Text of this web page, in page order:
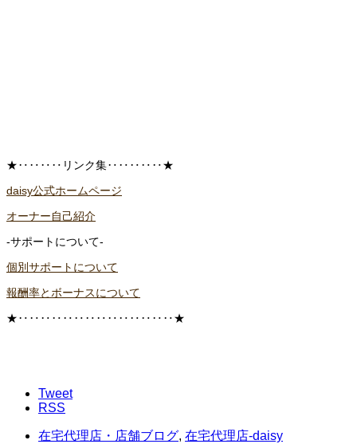
★‥‥‥‥リンク集‥‥‥‥‥★
daisy公式ホームページ
オーナー自己紹介
-サポートについて-
個別サポートについて
報酬率とボーナスについて
★‥‥‥‥‥‥‥‥‥‥‥‥‥‥★
Tweet
RSS
在宅代理店・店舗ブログ, 在宅代理店-daisy